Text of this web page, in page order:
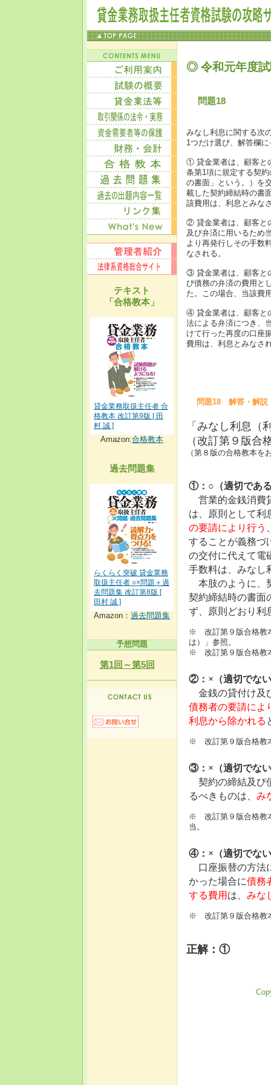
テキスト
「合格教本」
貸金業務取扱主任者 合
格教本 改訂第9版 [ 田
村 誠 ]
Amazon:合格教本
過去問題集
らくらく突破 貸金業務
取扱主任者 ○×問題＋過
去問題集 改訂第8版 [
田村 誠 ]
Amazon： 過去問題集
予想問題
第1回～第5回
◎ 令和元年度
問題18
みなし利息に関する次
1つだけ選び、解答欄
① 貸金業者は、顧客と
条第1項に規定する契
の書面」という。）を
載した契約締結時の書
該費用は、利息とみな
② 貸金業者は、顧客と
及び弁済に用いるため
より再発行しその手数
なされる。
③ 貸金業者は、顧客と
び債務の弁済の費用と
た。この場合、当該費
④ 貸金業者は、顧客と
法による弁済につき、
けて行った再度の口座
費用は、利息とみなさ
問題18 解答・解説
「みなし利息（
（改訂第９版合
（第８版の合格教本を
①：○（適切であ
営業的金銭消費
は、原則として利
の要請により行う
することが義務づ
の交付に代えて電
手数料は、みなし
本肢のように、
契約締結時の書面
ず、原則どおり利
※ 改訂第９版合格教
は）」参照。
※ 改訂第９版合格教
②：×（適切でな
金銭の貸付け及
債務者の要請によ
利息から除かれる
※ 改訂第９版合格教
③：×（適切でな
契約の締結及び
るべきものは、 み
※ 改訂第９版合格教
当。
④：×（適切でな
口座振替の方法
かった場合に債務
する費用は、 みな
※ 改訂第９版合格教
正解：①